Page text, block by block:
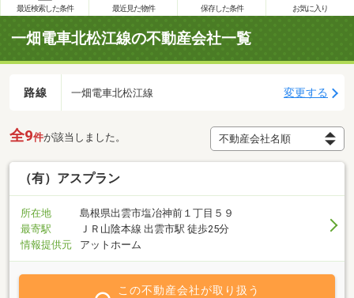
最近検索した条件 最近見た物件 保存した条件 お気に入り
一畑電車北松江線の不動産会社一覧
路線 一畑電車北松江線 変更する
全9件が該当しました。
（有）アスプラン
所在地
島根県出雲市塩冶神前１丁目５９
最寄駅
ＪＲ山陰本線 出雲市駅 徒歩25分
情報提供元
アットホーム
この不動産会社が取り扱う